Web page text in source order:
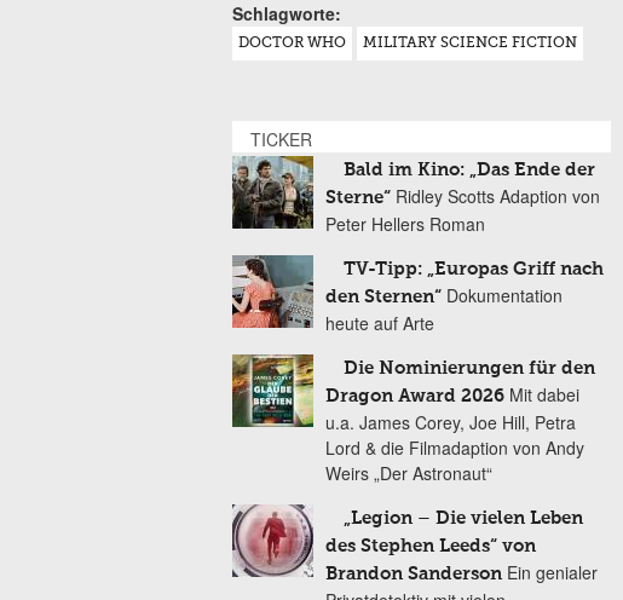
Schlagworte:
DOCTOR WHO MILITARY SCIENCE FICTION
TICKER
Bald im Kino: „Das Ende der
Sterne“ Ridley Scotts Adaption von
Peter Hellers Roman
TV-Tipp: „Europas Griff nach
den Sternen“ Dokumentation
heute auf Arte
Die Nominierungen für den
Dragon Award 2026 Mit dabei
u.a. James Corey, Joe Hill, Petra
Lord & die Filmadaption von Andy
Weirs „Der Astronaut“
„Legion – Die vielen Leben
des Stephen Leeds“ von
Brandon Sanderson Ein genialer